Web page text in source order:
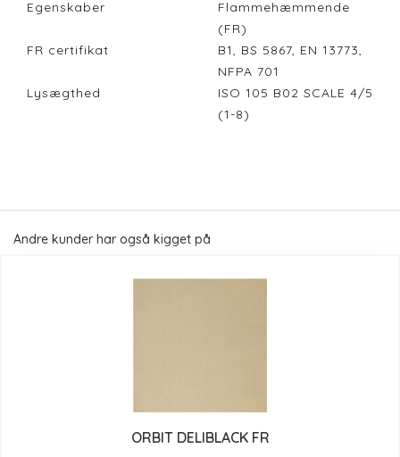
Egenskaber
Flammehæmmende
(FR)
FR certifikat
B1, BS 5867, EN 13773,
NFPA 701
Lysægthed
ISO 105 B02 SCALE 4/5
(1-8)
Andre kunder har også kigget på
ORBIT DELIBLACK FR